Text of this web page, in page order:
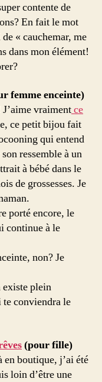
contente de
En fait le mot
« cauchemar, me
dans mon élément!
femme enceinte)
vraimentce
ce petit bijou fait
qui entend
ressemble à un
à bébé dans le
de grossesses. Je
porté encore, le
continue à le
non? Je
existe plein
conviendra le
(pour fille)
en boutique, j’ai été
loin d’être une